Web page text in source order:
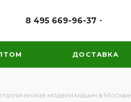
8 495 669-96-37
ДОСТАВКА
модели машин в Москве